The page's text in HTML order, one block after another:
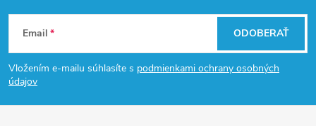
Z
á
p
Email
Vložením e-mailu súhlasíte s podmienkami ochrany osobných
údajov
ODOBERAŤ